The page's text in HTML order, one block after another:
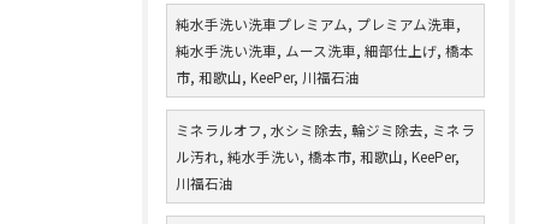
純水手洗い洗車プレミアム, プレミアム洗車,
純水手洗い洗車, ムース洗車, 細部仕上げ, 橋本
市, 和歌山, KeePer, 川福石油
ミネラルオフ, 水シミ除去, 輪ジミ除去, ミネラ
ル汚れ, 純水手洗い, 橋本市, 和歌山, KeePer,
川福石油